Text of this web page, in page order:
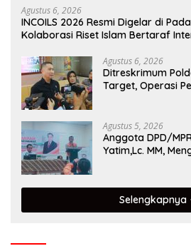
Agustus 6, 2026
INCOILS 2026 Resmi Digelar di
Kolaborasi Riset Islam Bertaraf
Agustus 6, 2026
Ditreskrimum
Target, Operasi
Agustus 5, 2026
Anggota DPD/
Yatim,Lc. MM,
Selengkapnya